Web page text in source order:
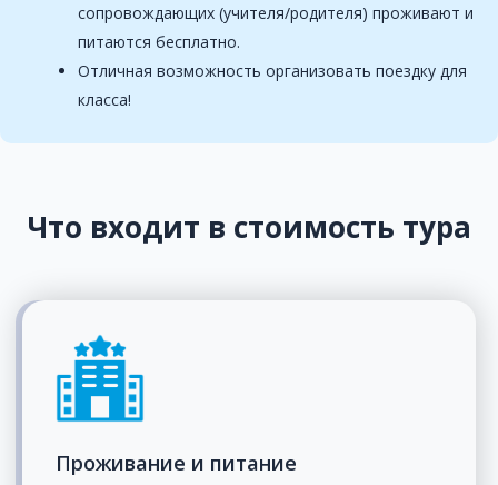
сопровождающих (учителя/родителя) проживают и
питаются бесплатно.
Отличная возможность организовать поездку для
класса!
Что входит в стоимость тура
Проживание и питание